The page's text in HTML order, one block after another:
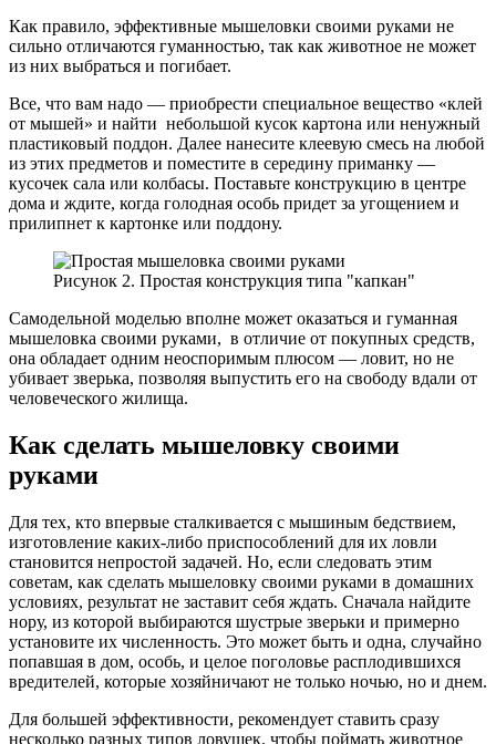
Как правило, эффективные мышеловки своими руками не
сильно отличаются гуманностью, так как животное не может
из них выбраться и погибает.
Все, что вам надо — приобрести специальное вещество «клей
от мышей» и найти небольшой кусок картона или ненужный
пластиковый поддон. Далее нанесите клеевую смесь на любой
из этих предметов и поместите в середину приманку —
кусочек сала или колбасы. Поставьте конструкцию в центре
дома и ждите, когда голодная особь придет за угощением и
прилипнет к картонке или поддону.
Рисунок 2. Простая конструкция типа "капкан"
Самодельной моделью вполне может оказаться и гуманная
мышеловка своими руками, в отличие от покупных средств,
она обладает одним неоспоримым плюсом — ловит, но не
убивает зверька, позволяя выпустить его на свободу вдали от
человеческого жилища.
Как сделать мышеловку своими
руками
Для тех, кто впервые сталкивается с мышиным бедствием,
изготовление каких-либо приспособлений для их ловли
становится непростой задачей. Но, если следовать этим
советам, как сделать мышеловку своими руками в домашних
условиях, результат не заставит себя ждать. Сначала найдите
нору, из которой выбираются шустрые зверьки и примерно
установите их численность. Это может быть и одна, случайно
попавшая в дом, особь, и целое поголовье расплодившихся
вредителей, которые хозяйничают не только ночью, но и днем.
Для большей эффективности, рекомендует ставить сразу
несколько разных типов ловушек, чтобы поймать животное